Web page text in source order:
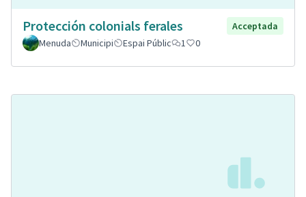
Protección colonials ferales
Acceptada
Menuda
Municipi Espai Públic 1 0